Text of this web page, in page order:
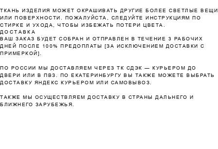
ТКАНЬ ИЗДЕЛИЯ МОЖЕТ ОКРАШИВАТЬ ДРУГИЕ БОЛЕЕ СВЕТЛЫЕ ВЕЩИ
ИЛИ ПОВЕРХНОСТИ. ПОЖАЛУЙСТА, СЛЕДУЙТЕ ИНСТРУКЦИЯМ ПО
СТИРКЕ И УХОДА, ЧТОБЫ ИЗБЕЖАТЬ ПОТЕРИ ЦВЕТА.
ДОСТАВКА
ВАШ ЗАКАЗ БУДЕТ СОБРАН И ОТПРАВЛЕН В ТЕЧЕНИЕ 3 РАБОЧИХ
ДНЕЙ ПОСЛЕ 100% ПРЕДОПЛАТЫ [ЗА ИСКЛЮЧЕНИЕМ ДОСТАВКИ С
ПРИМЕРКОЙ].
ПО РОССИИ МЫ ДОСТАВЛЯЕМ ЧЕРЕЗ ТК СДЭК — КУРЬЕРОМ ДО
ДВЕРИ ИЛИ В ПВЗ. ПО ЕКАТЕРИНБУРГУ ВЫ ТАКЖЕ МОЖЕТЕ ВЫБРАТЬ
ДОСТАВКУ ЯНДЕКС КУРЬЕРОМ ИЛИ САМОВЫВОЗ.
ТАКЖЕ МЫ ОСУЩЕСТВЛЯЕМ ДОСТАВКУ В СТРАНЫ ДАЛЬНЕГО И
БЛИЖНЕГО ЗАРУБЕЖЬЯ.